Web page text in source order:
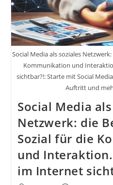
Social Media als soziales
Kommunikation und
sichtbar?!: Starte mit Social
Auftritt und
Social Media
Netzwerk: die
Sozial für die
und
im Internet